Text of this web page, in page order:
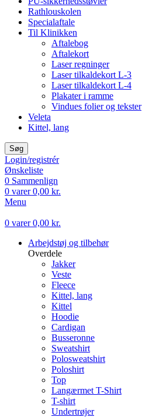
Rathlouskolen
Specialaftale
Til Klinikken
Aftalebog
Aftalekort
Laser regninger
Laser tilkaldekort L-3
Laser tilkaldekort L-4
Plakater i ramme
Vindues folier og tekster
Veleta
Kittel, lang
Søg
Login/registrér
Ønskeliste
0 Sammenlign
0 varer 0,00 kr.
Menu
0 varer 0,00 kr.
Arbejdstøj og tilbehør
Overdele
Jakker
Veste
Fleece
Kittel, lang
Kittel
Hoodie
Cardigan
Busseronne
Sweatshirt
Polosweatshirt
Poloshirt
Top
Langærmet T-Shirt
T-shirt
Undertrøjer